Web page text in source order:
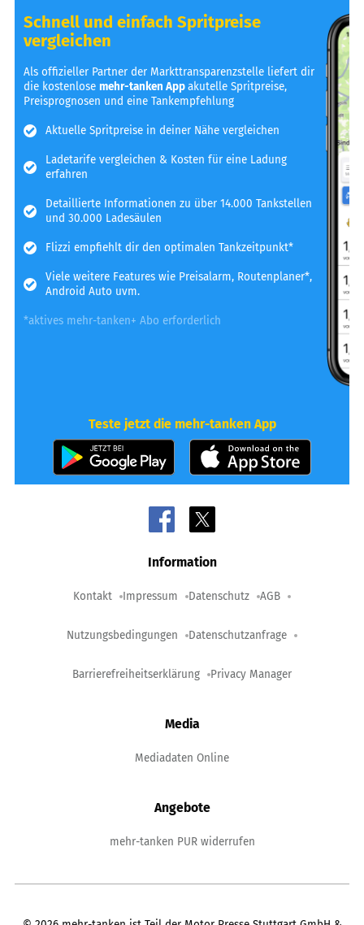
Schnell und einfach Spritpreise
vergleichen
Als offizieller Partner der Markttransparenzstelle liefert dir
die kostenlosemehr-tanken Appakutelle Spritpreise,
Preisprognosen und eine Tankempfehlung
Aktuelle Spritpreise in deiner Nähe vergleichen
Ladetarife vergleichen & Kosten für eine Ladung
erfahren
Detaillierte Informationen zu über 14.000 Tankstellen
und 30.000 Ladesäulen
Flizzi empfiehlt dir den optimalen Tankzeitpunkt*
Viele weitere Features wie Preisalarm, Routenplaner*,
Android Auto uvm.
*aktives mehr-tanken+ Abo erforderlich
Teste jetzt die mehr-tanken App
Information
Kontakt Impressum Datenschutz AGB
Nutzungsbedingungen Datenschutzanfrage
Barrierefreiheitserklärung Privacy Manager
Media
Mediadaten Online
Angebote
mehr-tanken PUR widerrufen